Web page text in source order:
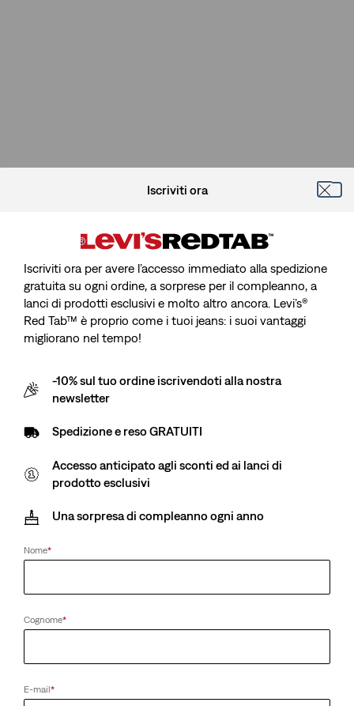
Spiacenti, Impossibile Trovare La
Pagina Che Stai Cercando.
Siamo spiacenti per l’inconveniente. Riprova più tardi.
Iscriviti ora
Iscriviti ora per avere l’accesso immediato alla spedizione
gratuita su ogni ordine, a sorprese per il compleanno, a
lanci di prodotti esclusivi e molto altro ancora. Levi’s®
Red Tab™ è proprio come i tuoi jeans: i suoi vantaggi
migliorano nel tempo!
-10% sul tuo ordine iscrivendoti alla nostra
newsletter
Spedizione e reso GRATUITI
Accesso anticipato agli sconti ed ai lanci di
prodotto esclusivi
Una sorpresa di compleanno ogni anno
Nome*
Cognome*
E-mail*